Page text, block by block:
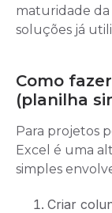
maturidade
soluções já
Como
(planilha
Para projetos
Excel é uma
simples
Criar